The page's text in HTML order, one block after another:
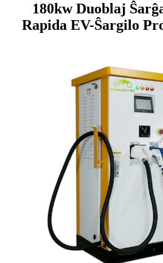
180kw Duoblaj
Rapida EV-Ŝargilo